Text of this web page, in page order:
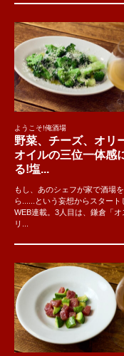
ようこそ!俺酒場
野菜、チーズ、オリ
オイルの三位一体感
る!塩...
もし、あのシェフが家で酒場
ら......という妄想からスタート
WEB連載。3人目は、鎌倉「オ
リ...